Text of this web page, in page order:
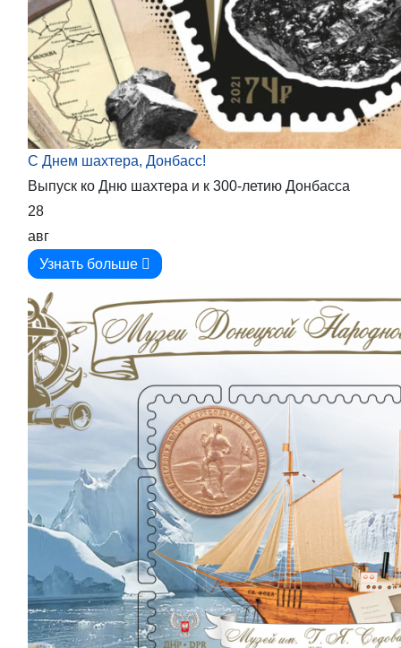
С Днем шахтера, Донбасс!
Выпуск ко Дню шахтера и к 300-летию Донбасса
28
авг
Узнать больше